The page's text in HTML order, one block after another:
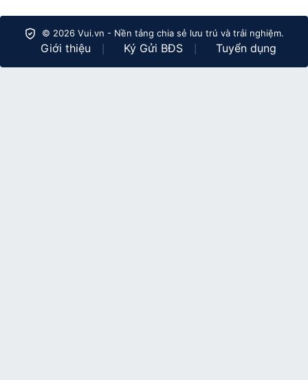
© 2026 Vui.vn - Nền tảng chia sẻ lưu trú và trải nghiệm.
Giới thiệu Ký Gửi BĐS Tuyển dụng